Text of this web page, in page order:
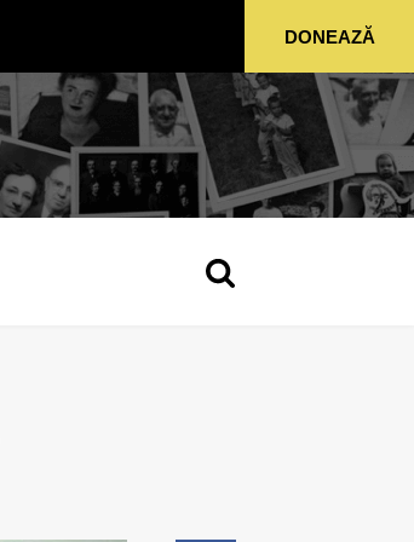
DONEAZĂ